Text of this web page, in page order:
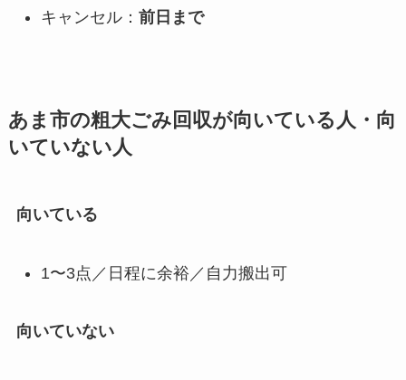
キャンセル： 前日まで
あま市の粗大ごみ回収が向いている人・向
いていない人
向いている
1〜3点／日程に余裕／自力搬出可
向いていない